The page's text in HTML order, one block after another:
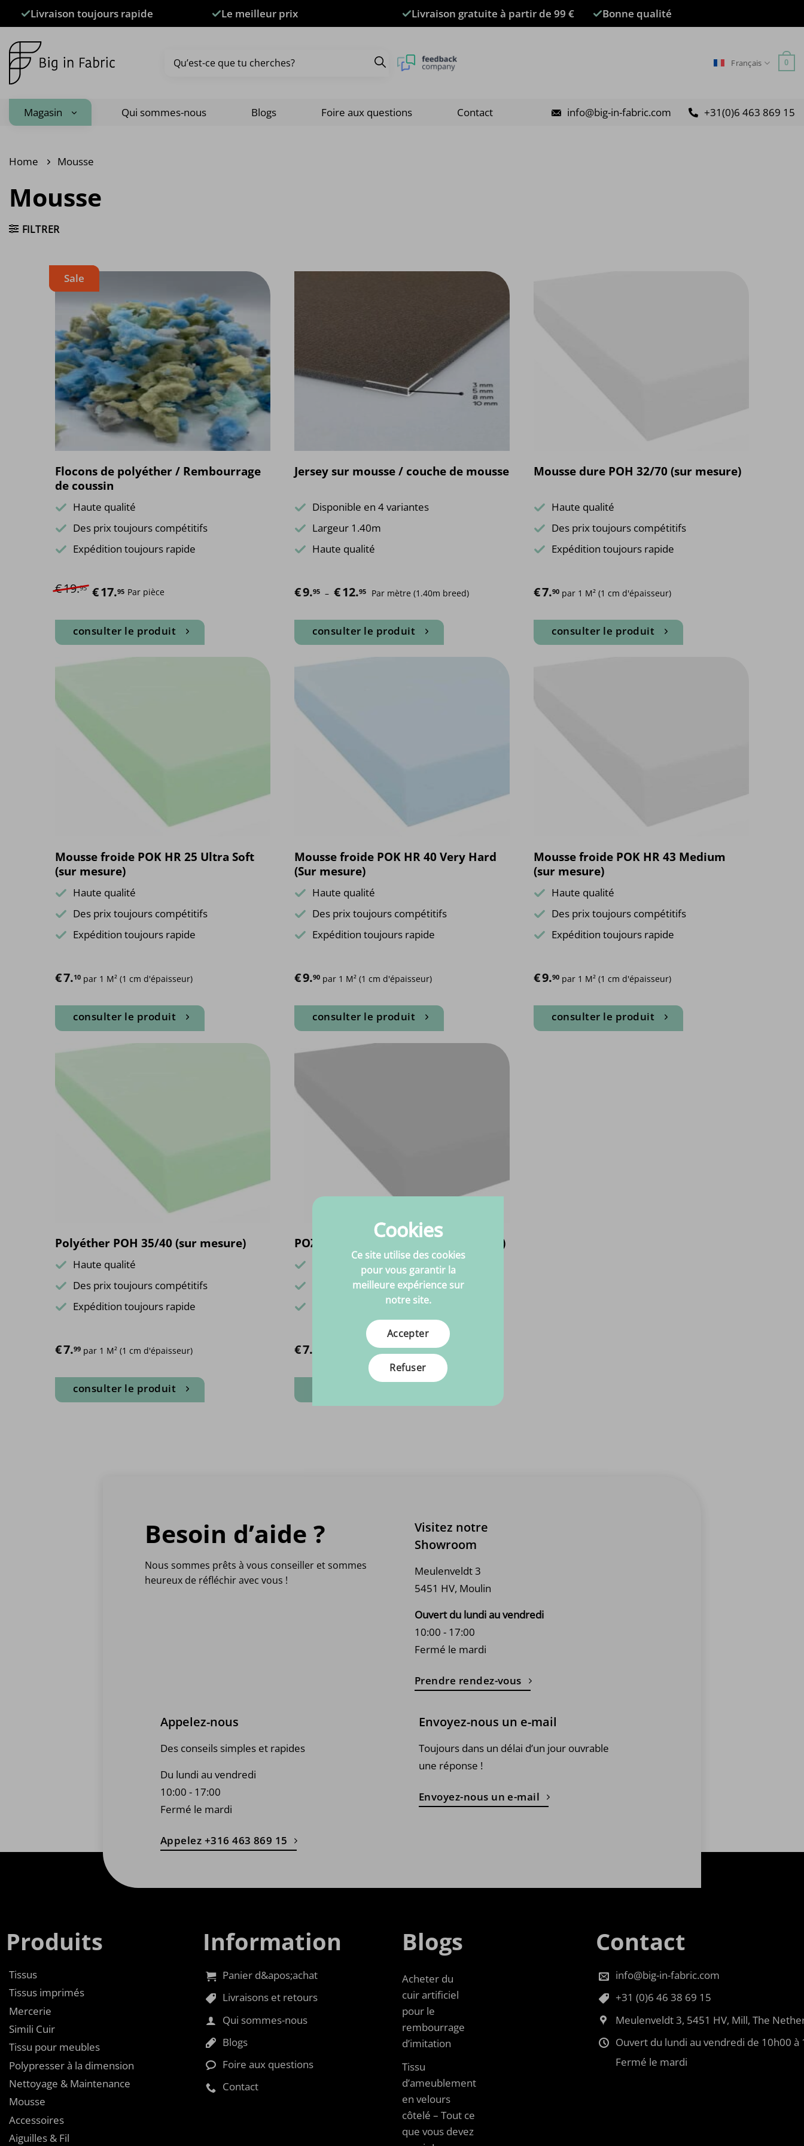
Livraison toujours rapide Le meilleur prix Livraison gratuite à partir de 99 € Bonne qualité
pour :
Français 0
Magasin Qui sommes-nous Blogs Foire aux questions Contact info@big-in-fabric.com +31(0)6 463 869 15
Home Mousse
Mousse
FILTRER
Sale
Flocons de polyéther / Rembourrage
de coussin
Haute qualité
Des prix toujours compétitifs
Expédition toujours rapide
€19.95
Le prix initial était : €19.95.
€17.95
Le prix actuel est : €17.95.
Par pièce
consulter le produit
Jersey sur mousse / couche de mousse
Disponible en 4 variantes
Largeur 1.40m
Haute qualité
€9.95 – €12.95 Plage de prix : €9.95 à €12.95
Par mètre (1.40m breed)
consulter le produit
Mousse dure POH 32/70 (sur mesure)
Haute qualité
Des prix toujours compétitifs
Expédition toujours rapide
€7.90 par 1 M² (1 cm d'épaisseur)
consulter le produit
Mousse froide POK HR 25 Ultra Soft
(sur mesure)
Haute qualité
Des prix toujours compétitifs
Expédition toujours rapide
€7.10 par 1 M² (1 cm d'épaisseur)
consulter le produit
Mousse froide POK HR 40 Very Hard
(Sur mesure)
Haute qualité
Des prix toujours compétitifs
Expédition toujours rapide
€9.90 par 1 M² (1 cm d'épaisseur)
consulter le produit
Mousse froide POK HR 43 Medium
(sur mesure)
Haute qualité
Des prix toujours compétitifs
Expédition toujours rapide
€9.90 par 1 M² (1 cm d'épaisseur)
consulter le produit
Polyéther POH 35/40 (sur mesure)
Haute qualité
Des prix toujours compétitifs
Expédition toujours rapide
€7.99 par 1 M² (1 cm d'épaisseur)
consulter le produit
POZ 25/20 (qualité dos) (personnalisé)
Haute qualité
Des prix toujours compétitifs
Expédition toujours rapide
€7. par 1 M² (1 cm d'épaisseur)
Besoin d’aide ?
Nous sommes prêts à vous conseiller et sommes
heureux de réfléchir avec vous !
Visitez notre
Showroom
Meulenveldt 3
5451 HV, Moulin
Ouvert du lundi au vendredi
10:00 - 17:00
Fermé le mardi
Prendre rendez-vous
Appelez-nous
Des conseils simples et rapides
Du lundi au vendredi
10:00 - 17:00
Fermé le mardi
Appelez +316 463 869 15
Envoyez-nous un e-mail
Toujours dans un délai d’un jour ouvrable
une réponse !
Envoyez-nous un e-mail
Produits
Tissus
Tissus imprimés
Mercerie
Simili Cuir
Tissu pour meubles
Polypresser à la dimension
Nettoyage & Maintenance
Mousse
Accessoires
Aiguilles & Fil
Information
Panier d&apos;achat
Livraisons et retours
Qui sommes-nous
Blogs
Foire aux questions
Contact
Blogs
Acheter du
cuir artificiel
pour le
rembourrage
d’imitation
Tissu
d’ameublement
en velours
côtelé – Tout ce
que vous devez
Contact
info@big-in-fabric.com
+31 (0)6 46 38 69 15
Meulenveldt 3, 5451 HV, Mill, The
Ouvert du lundi au vendredi de 10h00 à
Fermé le mardi
Cookies
Ce site utilise des cookies
pour vous garantir la
meilleure expérience sur
notre site.
Accepter
Refuser